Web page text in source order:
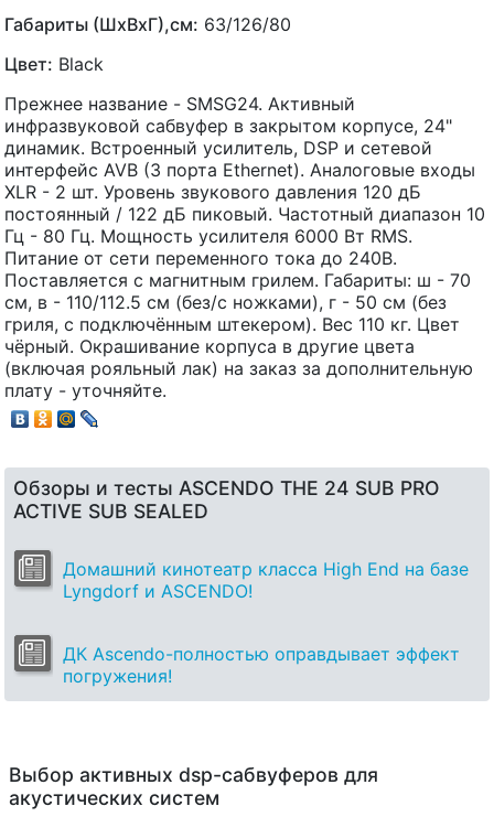
Габариты (ШхВхГ),см: 63/126/80
Цвет: Black
Прежнее название - SMSG24. Активный
инфразвуковой сабвуфер в закрытом корпусе, 24"
динамик. Встроенный усилитель, DSP и сетевой
интерфейс AVB (3 порта Ethernet). Аналоговые входы
XLR - 2 шт. Уровень звукового давления 120 дБ
постоянный / 122 дБ пиковый. Частотный диапазон 10
Гц - 80 Гц. Мощность усилителя 6000 Вт RMS.
Питание от сети переменного тока до 240В.
Поставляется с магнитным грилем. Габариты: ш - 70
см, в - 110/112.5 см (без/с ножками), г - 50 см (без
гриля, с подключённым штекером). Вес 110 кг. Цвет
чёрный. Окрашивание корпуса в другие цвета
(включая рояльный лак) на заказ за дополнительную
плату - уточняйте.
Обзоры и тесты ASCENDO THE 24 SUB PRO
ACTIVE SUB SEALED
Домашний кинотеатр класса High End на базе
Lyngdorf и ASCENDO!
ДК Ascendo-полностью оправдывает эффект
погружения!
Выбор активных dsp-сабвуферов для
акустических систем